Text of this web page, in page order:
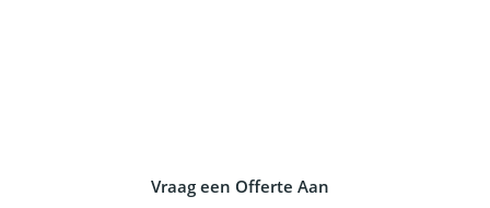
Vraag een Offerte Aan